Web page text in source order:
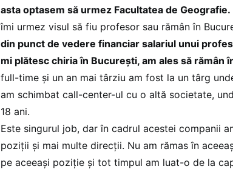
asta optasem să urmez Facultatea de Geografie.
îmi urmez visul să fiu profesor sau rămân în
din punct de vedere financiar salariul unui
mi plătesc chiria în București, am ales să rămân
full-time și un an mai târziu am fost la un târg
am schimbat call-center-ul cu o altă societate,
18 ani.
Este singurul job, dar în cadrul acestei companii
poziții și mai multe direcții. Nu am rămas în
pe aceeași poziție și tot timpul am luat-o de la